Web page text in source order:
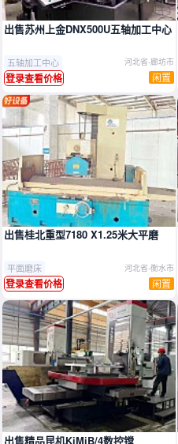
推广
出售苏州上金DNX500U五轴加工中心
五轴加工中心 河北省-廊坊市
登录查看价格 闲置
推广
出售桂北重型7180 X1.25米大平磨
平面磨床 河北省-衡水市
登录查看价格 闲置
出售精品昆机KiMiB/4数控镗